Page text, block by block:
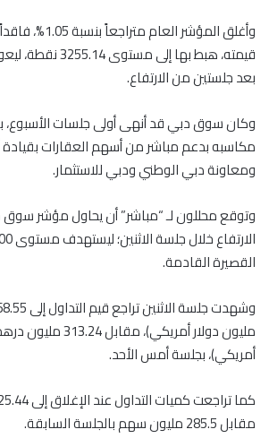
قيمته، هبط بها إلى
بعد جلستين من الارتفاع.
وكان سوق دبي قد أنهى أولى جلسات الأسبوع،
مكاسبه بدعم مباشر من أسهم العقارات بقيادة
ومعاونة دبي الوطني ودبي للاستثمار.
وتوقع محللون لـ “مباشر” أن يحاول مؤشر سوق
القصيرة القادمة.
أمريكي)، بجلسة أمس الأحد.
مقابل 285.5 مليون سهم بالجلسة السابقة.